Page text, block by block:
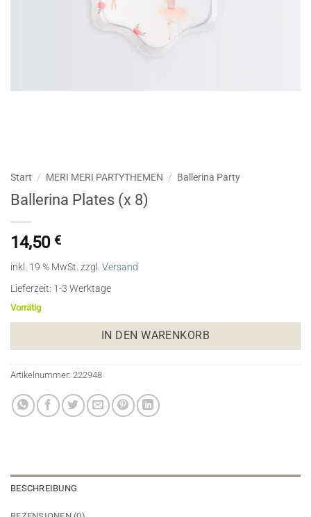
Start / MERI MERI PARTYTHEMEN / Ballerina Party
Ballerina Plates (x 8)
14,50 €
inkl. 19 % MwSt. zzgl. Versand
Lieferzeit: 1-3 Werktage
Vorrätig
IN DEN WARENKORB
Artikelnummer: 222948
BESCHREIBUNG